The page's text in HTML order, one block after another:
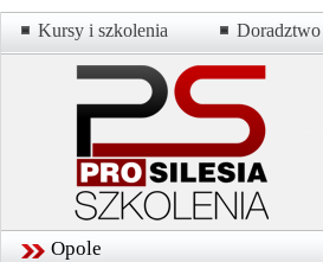
Kursy i szkolenia Doradztwo
Opole